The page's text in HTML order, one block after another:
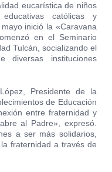
eucarística de niños
católicas y
inició la «Caravana
en el Seminario
Tulcán, socializando el
diversas instituciones
Presidente de la
de Educación
entre fraternidad y
al Padre», expresó.
a ser más solidarios,
fraternidad a través de